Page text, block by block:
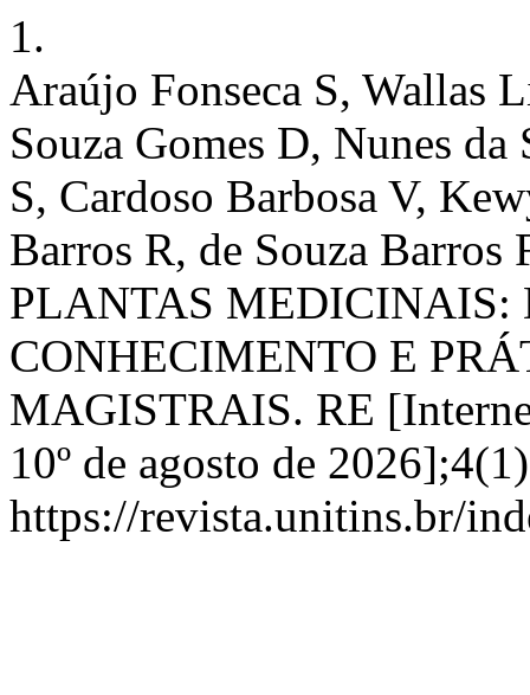
1.
Araújo Fonseca S, Wallas
Souza Gomes D, Nunes
S, Cardoso Barbosa V,
Barros R, de Souza Barros
PLANTAS MEDICINAIS:
CONHECIMENTO E
MAGISTRAIS. RE
10º de agosto de
https://revista.unitins.br/